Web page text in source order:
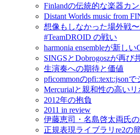
Finlandの伝統的な楽器カ
Distant Worlds music from
想像もしなかった場外戦
#TeamDROID の戦い
harmonia ensembleが新し
SINGSとDobrogoszが再び
生演奏への期待と価値
pficommonのpfi::text::json
Mercurialと親和性の高い
2012年の抱負
2011 in review
伊藤恵司・名島啓太両氏
正規表現ライブラリre2の